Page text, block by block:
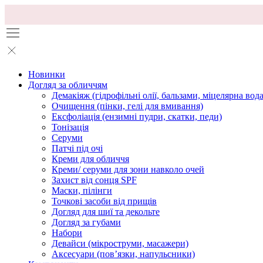
Новинки
Догляд за обличчям
Демакіяж (гідрофільні олії, бальзами, міцелярна
Очищення (пінки, гелі для вмивання)
Ексфоліація (ензимні пудри, скатки, педи)
Тонізація
Серуми
Патчі під очі
Креми для обличчя
Креми/ серуми для зони навколо очей
Захист від сонця SPF
Маски, пілінги
Точкові засоби від прищів
Догляд для шиї та декольте
Догляд за губами
Набори
Девайси (мікроструми, масажери)
Аксесуари (повʼязки, напульсники)